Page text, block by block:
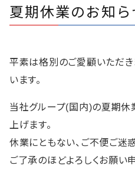
夏期休業のお知ら
平素は格別のご愛顧いただき
います。
当社グループ(国内)の夏期休
上げます。
休業にともない、ご不便ご迷
ご了承のほどよろしくお願い